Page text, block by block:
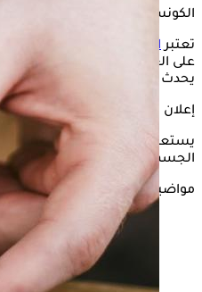
الكونسلتو
تعتبرالقهوة
من المشروبات
على العديد من العناصر الغذائية
يحدث عند تناولها بعد إضافة
إعلان
يستعرض "الكونسلتو" في السطور
الجسم، وفقًا لموقع "New York Post".
مواضيع ذات صلة